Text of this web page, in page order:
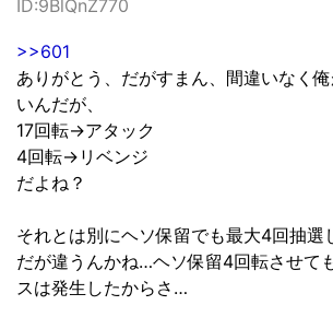
ID:9BlQnZ770
>>601
ありがとう、だがすまん、間違いなく
いんだが、
17回転→アタック
4回転→リベンジ
だよね？
それとは別にヘソ保留でも最大4回抽選
だが違うんかね…ヘソ保留4回転させて
スは発生したからさ…